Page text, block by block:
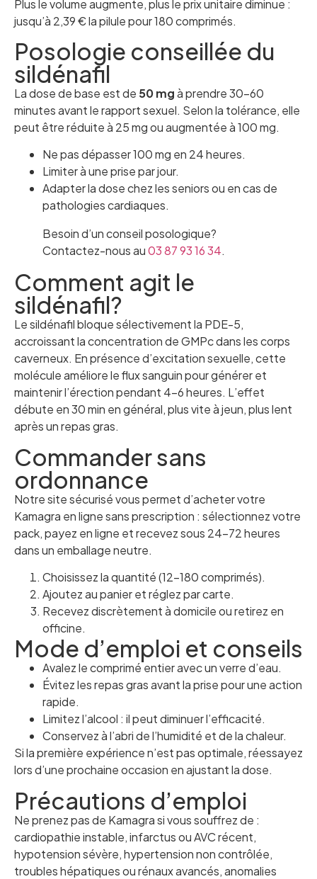
Plus le volume augmente, plus le prix unitaire diminue :
jusqu’à 2,39 € la pilule pour 180 comprimés.
Posologie conseillée du
sildénafil
La dose de base est de 50 mgà prendre 30–60
minutes avant le rapport sexuel. Selon la tolérance, elle
peut être réduite à 25 mg ou augmentée à 100 mg.
Ne pas dépasser 100 mg en 24 heures.
Limiter à une prise par jour.
Adapter la dose chez les seniors ou en cas de
pathologies cardiaques.
Besoin d’un conseil posologique?
Contactez-nous au03 87 93 16 34.
Comment agit le
sildénafil?
Le sildénafil bloque sélectivement la PDE-5,
accroissant la concentration de GMPc dans les corps
caverneux. En présence d’excitation sexuelle, cette
molécule améliore le flux sanguin pour générer et
maintenir l’érection pendant 4–6 heures. L’effet
débute en 30 min en général, plus vite à jeun, plus lent
après un repas gras.
Commander sans
ordonnance
Notre site sécurisé vous permet d’acheter votre
Kamagra en ligne sans prescription : sélectionnez votre
pack, payez en ligne et recevez sous 24–72 heures
dans un emballage neutre.
Choisissez la quantité (12–180 comprimés).
Ajoutez au panier et réglez par carte.
Recevez discrètement à domicile ou retirez en
officine.
Mode d’emploi et conseils
Avalez le comprimé entier avec un verre d’eau.
Évitez les repas gras avant la prise pour une action
rapide.
Limitez l’alcool : il peut diminuer l’efficacité.
Conservez à l’abri de l’humidité et de la chaleur.
Si la première expérience n’est pas optimale, réessayez
lors d’une prochaine occasion en ajustant la dose.
Précautions d’emploi
Ne prenez pas de Kamagra si vous souffrez de :
cardiopathie instable, infarctus ou AVC récent,
hypotension sévère, hypertension non contrôlée,
troubles hépatiques ou rénaux avancés, anomalies